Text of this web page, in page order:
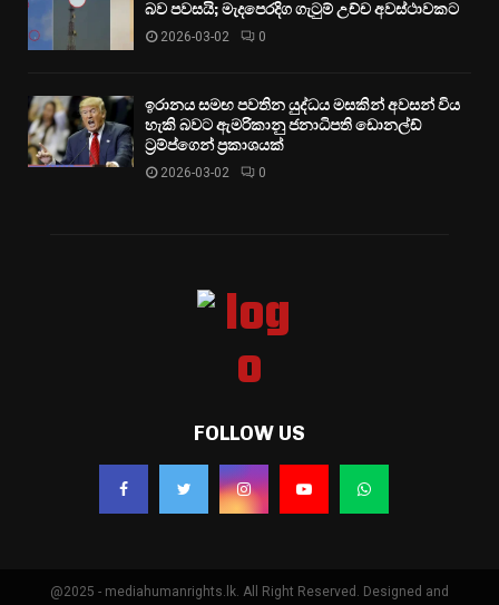
බව පවසයි; මැදපෙරදිග ගැටුම් උච්ච අවස්ථාවකට
2026-03-02 0
ඉරානය සමඟ පවතින යුද්ධය මසකින් අවසන් විය
හැකි බවට ඇමරිකානු ජනාධිපති ඩොනල්ඩ්
ට්‍රම්ප්ගෙන් ප්‍රකාශයක්
2026-03-02 0
FOLLOW US
@2025 - mediahumanrights.lk. All Right Reserved. Designed and